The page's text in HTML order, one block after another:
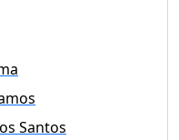
Santos